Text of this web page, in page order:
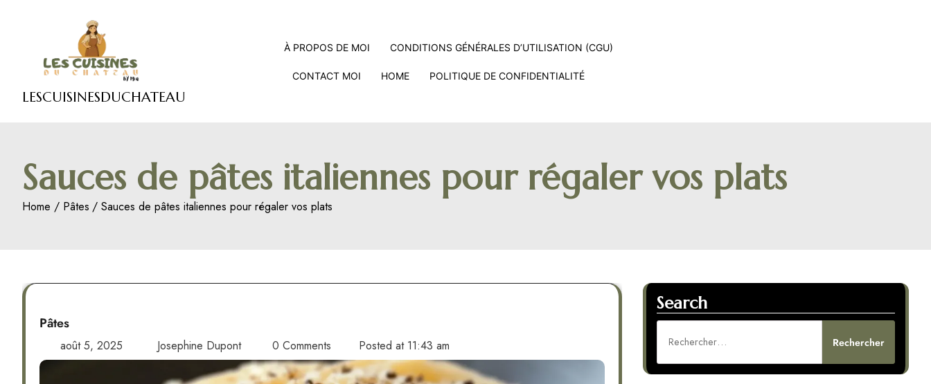
LESCUISINESDUCHATEAU
À PROPOS DE MOI CONDITIONS GÉNÉRALES D’UTILISATION (CGU)
CONTACT MOI HOME POLITIQUE DE CONFIDENTIALITÉ
Sauces de pâtes italiennes pour régaler vos plats
Home Pâtes Sauces de pâtes italiennes pour régaler vos plats
Pâtes
août 5, 2025 Josephine Dupont 0 Comments Posted at 11:43 am
Search